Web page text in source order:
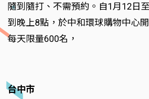
隨到隨打、不需預約。自1月12日
到晚上8點，於中和環球購物中心
每天限量600名，
台中市